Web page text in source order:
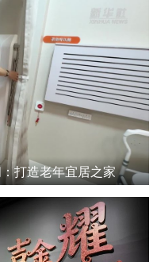
打造老年宜居之家